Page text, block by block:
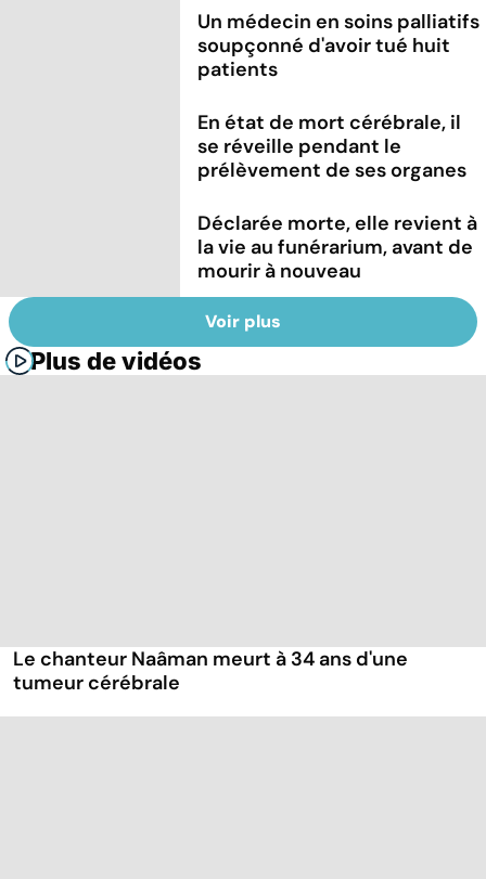
Un médecin en soins palliatifs
soupçonné d'avoir tué huit
patients
En état de mort cérébrale, il
se réveille pendant le
prélèvement de ses organes
Déclarée morte, elle revient à
la vie au funérarium, avant de
mourir à nouveau
Voir plus
Plus de vidéos
Le chanteur Naâman meurt à 34 ans d'une
tumeur cérébrale